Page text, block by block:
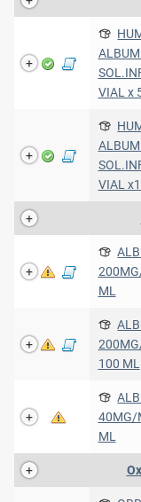
VIAL x
VIAL
ML
100 ML
40MG/
ML